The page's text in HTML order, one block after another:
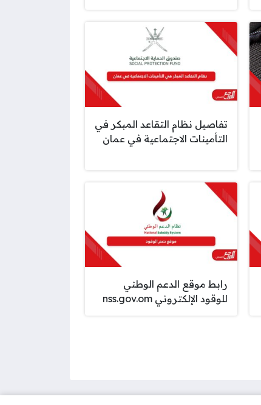
تفاصيل نظام التقاعد المبكر في
التأمينات الاجتماعية في عمان
رابط موقع الدعم الوطني
للوقود الإلكتروني nss.gov.om